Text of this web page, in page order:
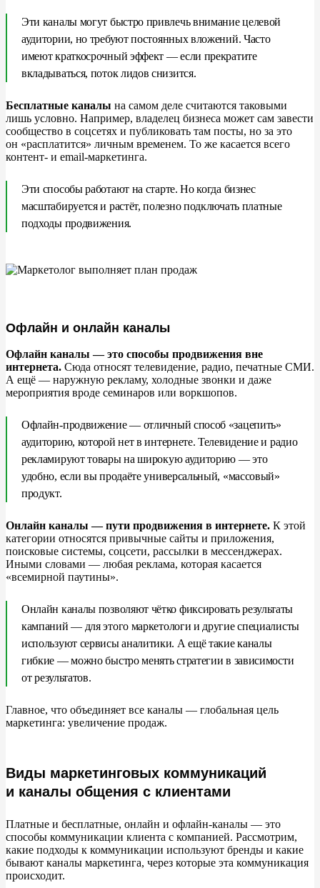
вовлечена и как воспринимает ваш маркетинг.
Анализ взаимодействий: изучение того, как люди
Например, сколько людей посмотрели рекламу,
Оценка продаж
Что получает бизнес, когда диверсифицирует рекламные
Вместо заключения: 5 ошибок при подборе рекламных
каналов
Эти каналы могут быстро привлечь внимание целевой
аудитории, но требуют постоянных вложений. Часто
имеют краткосрочный эффект —если прекратите
вкладываться, поток лидов снизится.
Бесплатные каналы на самом деле считаются таковыми
лишь условно. Например, владелец бизнеса может сам завести
сообщество в соцсетях и публиковать там посты, но за это
он «расплатится» личным временем. То же касается всего
контент- и email-маркетинга.
Эти способы работают на старте. Но когда бизнес
масштабируется и растёт, полезно подключать платные
подходы продвижения.
Офлайн и онлайн каналы
Офлайн каналы —это способы продвижения вне
интернета. Сюда относят телевидение, радио, печатные СМИ.
А ещё — наружную рекламу, холодные звонки и даже
мероприятия вроде семинаров или воркшопов.
Офлайн-продвижение —отличный способ «зацепить»
аудиторию, которой нет в интернете. Телевидение и радио
рекламируют товары на широкую аудиторию —это
удобно, если вы продаёте универсальный, «массовый»
продукт.
Онлайн каналы —пути продвижения в интернете. К этой
категории относятся привычные сайты и приложения,
поисковые системы, соцсети, рассылки в мессенджерах.
Иными словами — любая реклама, которая касается
«всемирной паутины».
Онлайн каналы позволяют чётко фиксировать результаты
кампаний —для этого маркетологи и другие специалисты
используют сервисы аналитики. А ещё такие каналы
гибкие —можно быстро менять стратегии в зависимости
от результатов.
Главное, что объединяет все каналы — глобальная цель
маркетинга: увеличение продаж.
Виды маркетинговых коммуникаций
и каналы общения с клиентами
Платные и бесплатные, онлайн и офлайн-каналы — это
способы коммуникации клиента с компанией. Рассмотрим,
какие подходы к коммуникации используют бренды и какие
бывают каналы маркетинга, через которые эта коммуникация
происходит.